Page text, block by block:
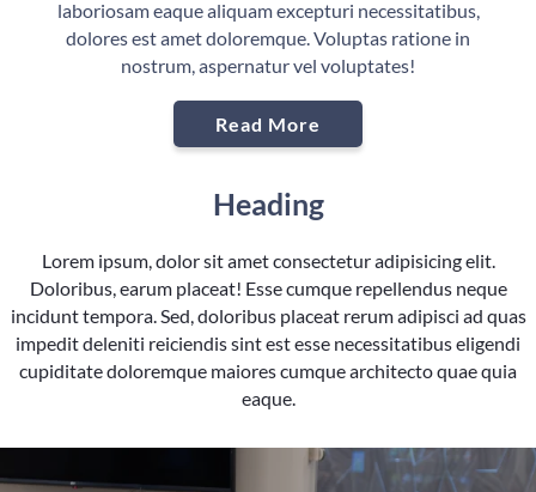
laboriosam eaque aliquam excepturi necessitatibus,
dolores est amet doloremque. Voluptas ratione in
nostrum, aspernatur vel voluptates!
Read More
Heading
Lorem ipsum, dolor sit amet consectetur adipisicing elit.
Doloribus, earum placeat! Esse cumque repellendus neque
incidunt tempora. Sed, doloribus placeat rerum adipisci ad quas
impedit deleniti reiciendis sint est esse necessitatibus eligendi
cupiditate doloremque maiores cumque architecto quae quia
eaque.